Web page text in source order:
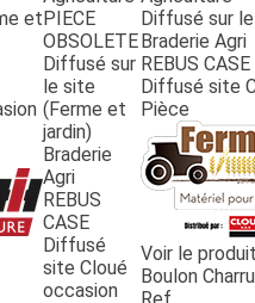
JOUET
etPIECE
OBSOLETE
Diffusé sur
le site
(Ferme et
jardin)
Braderie
Agri
REBUS
CASE
Diffusé
site Cloué
occasion
Diffusé sur
Braderie Agri
REBUS CASE
Diffusé site
Pièce
Voir le produit
Boulon